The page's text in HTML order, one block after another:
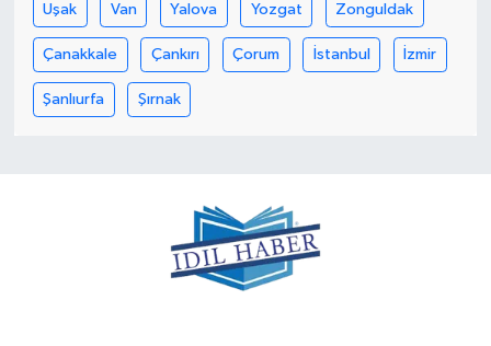
Uşak Van Yalova Yozgat Zonguldak
Çanakkale Çankırı Çorum İstanbul İzmir
Şanlıurfa Şırnak